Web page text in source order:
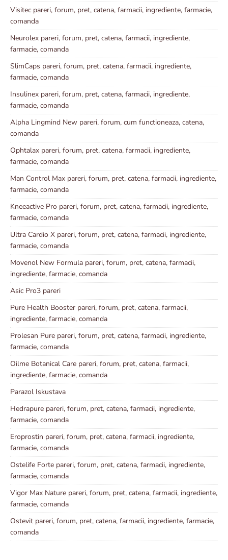
Visitec pareri, forum, pret, catena, farmacii, ingrediente, farmacie,
comanda
Neurolex pareri, forum, pret, catena, farmacii, ingrediente,
farmacie, comanda
SlimCaps pareri, forum, pret, catena, farmacii, ingrediente,
farmacie, comanda
Insulinex pareri, forum, pret, catena, farmacii, ingrediente,
farmacie, comanda
Alpha Lingmind New pareri, forum, cum functioneaza, catena,
comanda
Ophtalax pareri, forum, pret, catena, farmacii, ingrediente,
farmacie, comanda
Man Control Max pareri, forum, pret, catena, farmacii, ingrediente,
farmacie, comanda
Kneeactive Pro pareri, forum, pret, catena, farmacii, ingrediente,
farmacie, comanda
Ultra Cardio X pareri, forum, pret, catena, farmacii, ingrediente,
farmacie, comanda
Movenol New Formula pareri, forum, pret, catena, farmacii,
ingrediente, farmacie, comanda
Asic Pro3 pareri
Pure Health Booster pareri, forum, pret, catena, farmacii,
ingrediente, farmacie, comanda
Prolesan Pure pareri, forum, pret, catena, farmacii, ingrediente,
farmacie, comanda
Oilme Botanical Care pareri, forum, pret, catena, farmacii,
ingrediente, farmacie, comanda
Parazol Iskustava
Hedrapure pareri, forum, pret, catena, farmacii, ingrediente,
farmacie, comanda
Eroprostin pareri, forum, pret, catena, farmacii, ingrediente,
farmacie, comanda
Ostelife Forte pareri, forum, pret, catena, farmacii, ingrediente,
farmacie, comanda
Vigor Max Nature pareri, forum, pret, catena, farmacii, ingrediente,
farmacie, comanda
Ostevit pareri, forum, pret, catena, farmacii, ingrediente, farmacie,
comanda